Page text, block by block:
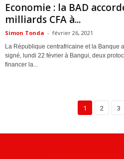
Economie : la BAD
milliards CFA à...
Simon Tonda - février 26, 2021
La République centrafricaine et la Banque
signé, lundi 22 février à Bangui, deux
financer la...
1 2 3